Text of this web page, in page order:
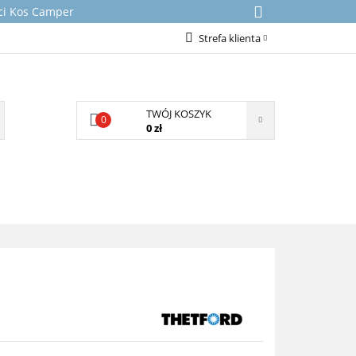
Kos Camper
Strefa klienta
Załóż konto
Dodaj zgłoszenie
Zgody cookies
0
TWÓJ KOSZYK
0 zł